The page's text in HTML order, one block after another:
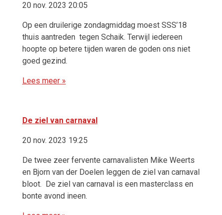
20 nov. 2023 20:05
Op een druilerige zondagmiddag moest SSS’18
thuis aantreden tegen Schaik. Terwijl iedereen
hoopte op betere tijden waren de goden ons niet
goed gezind.
Lees meer »
De ziel van carnaval
20 nov. 2023 19:25
De twee zeer fervente carnavalisten Mike Weerts
en Bjorn van der Doelen leggen de ziel van carnaval
bloot. De ziel van carnaval is een masterclass en
bonte avond ineen.